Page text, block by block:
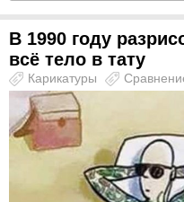
В 1990 году
всё тело в тату
Карикатуры